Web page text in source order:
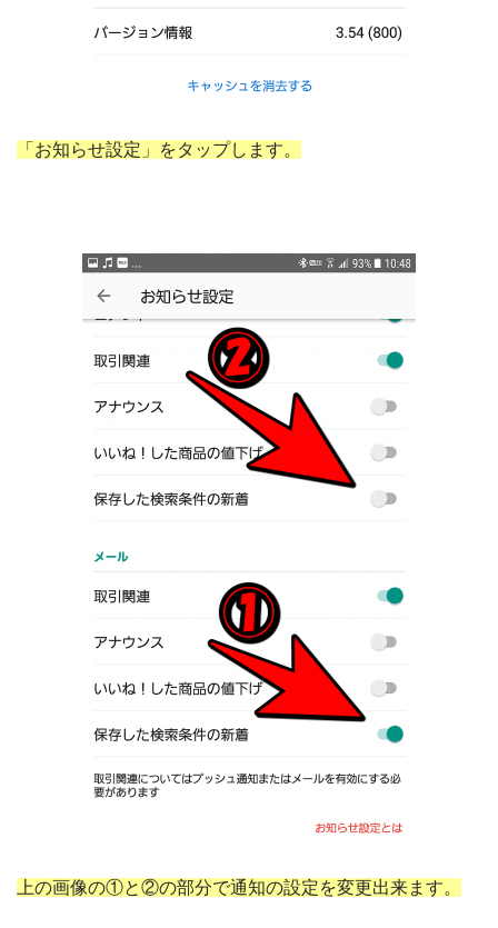
「お知らせ設定」をタップします。
上の画像の①と②の部分で通知の設定を変更出来ます。